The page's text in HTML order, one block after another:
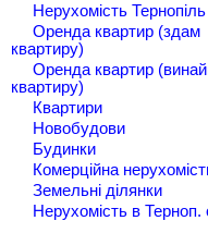
Нерухомість Тернопіль
Оренда квартир (здам
квартиру)
Оренда квартир
квартиру)
Квартири
Новобудови
Будинки
Комерційна
Земельні ділянки
Нерухомість в Терноп.